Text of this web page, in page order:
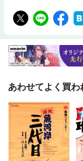
あわせてよく買わ